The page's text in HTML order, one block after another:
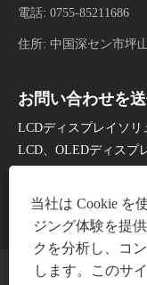
電話: 0755-85211686
住所: 中国深セン市坪
お問い合わせを
LCDディスプレイソリ
LCD、OLEDディスプ
スリストについては
今すぐお問い合わ
当社は Cookie を
ジング体験を提
クを分析し、コ
します。このサ